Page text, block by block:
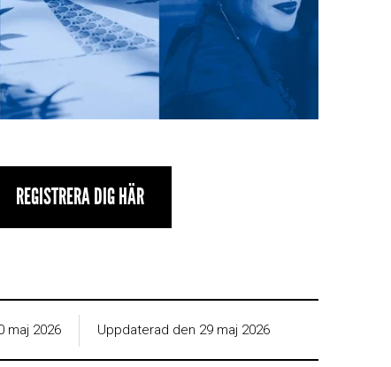
REGISTRERA DIG HÄR
maj 2026 Uppdaterad den 29 maj 2026